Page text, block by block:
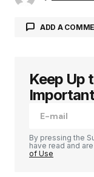
ADD A
Votre
champs
Keep Up
By pressing the
have read and
of Use